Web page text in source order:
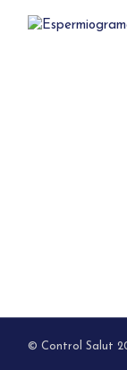
© Control Salut